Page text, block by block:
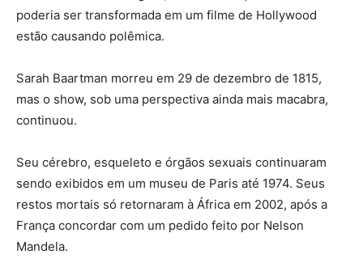
poderia ser transformada em um filme de Hollywood
estão causando polêmica.
Sarah Baartman morreu em 29 de dezembro de 1815,
mas o show, sob uma perspectiva ainda mais macabra,
continuou.
Seu cérebro, esqueleto e órgãos sexuais continuaram
sendo exibidos em um museu de Paris até 1974. Seus
restos mortais só retornaram à África em 2002, após a
França concordar com um pedido feito por Nelson
Mandela.